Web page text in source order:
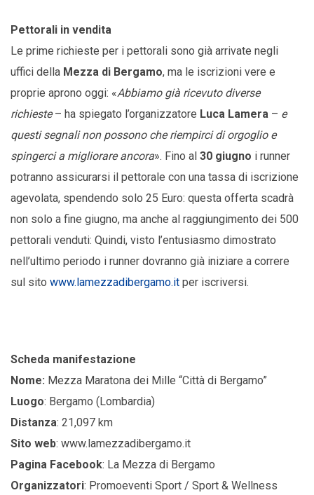
Pettorali in vendita
Le prime richieste per i pettorali sono già arrivate negli
uffici della Mezza di Bergamo, ma le iscrizioni vere e
proprie aprono oggi: «Abbiamo già ricevuto diverse
richieste– ha spiegato l’organizzatore Luca Lamera – e
questi segnali non possono che riempirci di orgoglio e
spingerci a migliorare ancora». Fino al 30 giugno i runner
potranno assicurarsi il pettorale con una tassa di iscrizione
agevolata, spendendo solo 25 Euro: questa offerta scadrà
non solo a fine giugno, ma anche al raggiungimento dei 500
pettorali venduti: Quindi, visto l’entusiasmo dimostrato
nell’ultimo periodo i runner dovranno già iniziare a correre
sul sito www.lamezzadibergamo.it per iscriversi.
Scheda manifestazione
Nome: Mezza Maratona dei Mille “Città di Bergamo”
Luogo: Bergamo (Lombardia)
Distanza: 21,097 km
Sito web: www.lamezzadibergamo.it
Pagina Facebook: La Mezza di Bergamo
Organizzatori: Promoeventi Sport / Sport & Wellness